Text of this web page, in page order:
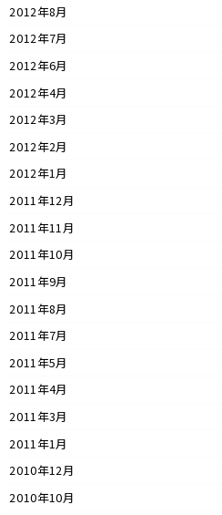
2012年8月
2012年7月
2012年6月
2012年4月
2012年3月
2012年2月
2012年1月
2011年12月
2011年11月
2011年10月
2011年9月
2011年8月
2011年7月
2011年5月
2011年4月
2011年3月
2011年1月
2010年12月
2010年10月